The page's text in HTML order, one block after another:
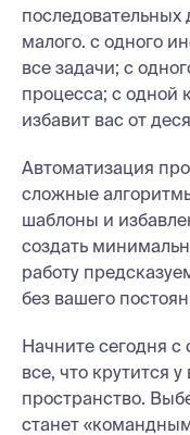
малого. с одного
все задачи; с
процесса; с одной
избавит вас от
Автоматизация
сложные
шаблоны и
создать
работу
без вашего
Начните сегодня с
все, что крутится
пространство.
станет